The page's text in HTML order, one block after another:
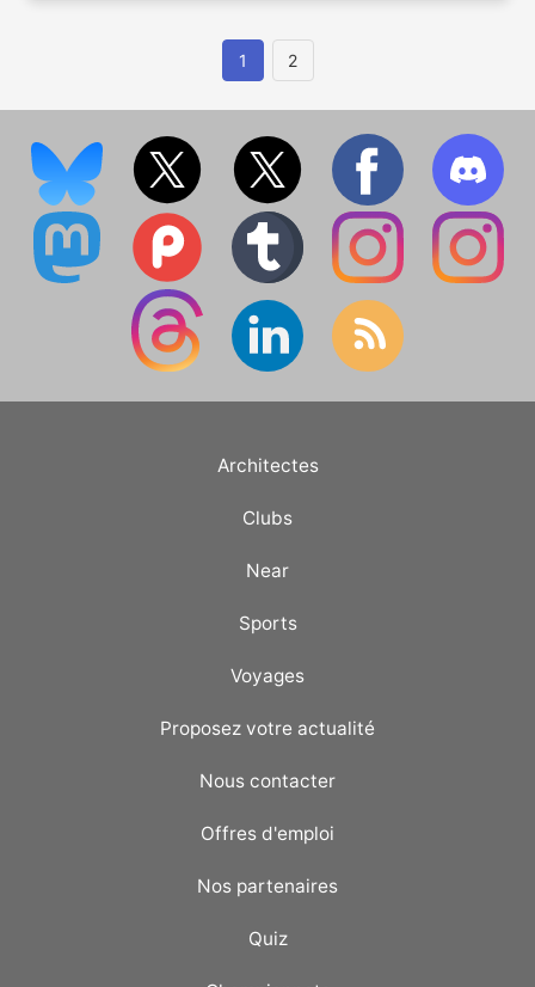
1 2
Architectes
Clubs
Near
Sports
Voyages
Proposez votre actualité
Nous contacter
Offres d'emploi
Nos partenaires
Quiz